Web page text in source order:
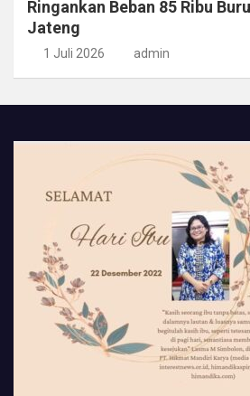
Ringankan Beban 85 Ribu
Jateng
1 Juli 2026 admin